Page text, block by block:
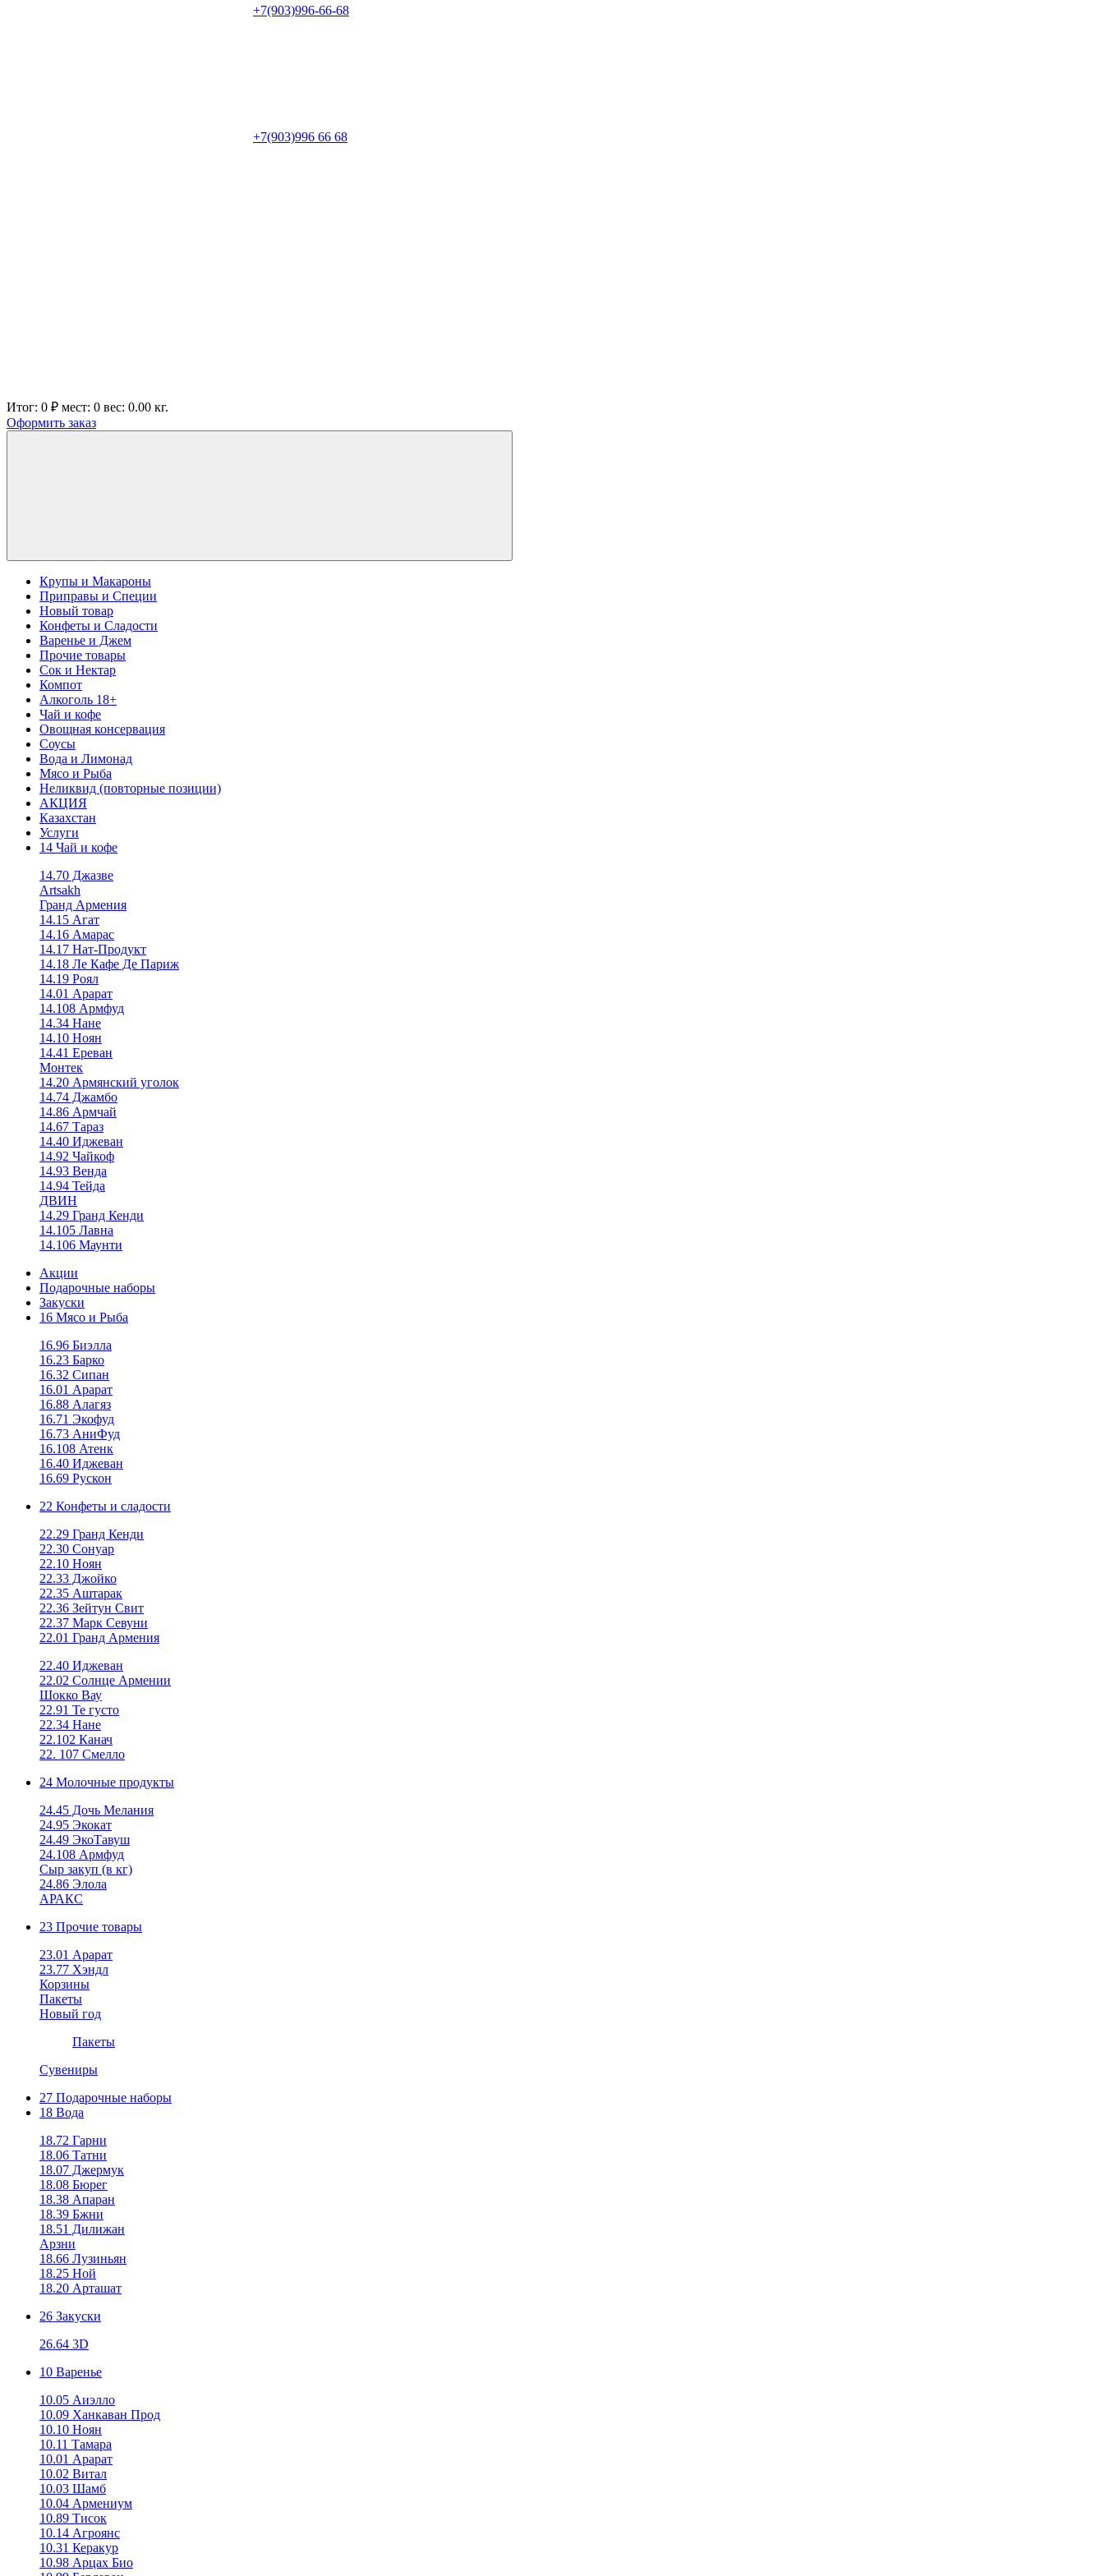
+7(903)996-66-68
+7(903)996 66 68
Итог: 0 ₽ мест: 0 вес: 0.00 кг.
Оформить заказ
Крупы и Макароны
Приправы и Специи
Новый товар
Конфеты и Сладости
Варенье и Джем
Прочие товары
Сок и Нектар
Компот
Алкоголь 18+
Чай и кофе
Овощная консервация
Соусы
Вода и Лимонад
Мясо и Рыба
Неликвид (повторные позиции)
АКЦИЯ
Казахстан
Услуги
14 Чай и кофе
14.70 Джазве
Artsakh
Гранд Армения
14.15 Агат
14.16 Амарас
14.17 Нат-Продукт
14.18 Ле Кафе Де Париж
14.19 Роял
14.01 Арарат
14.108 Армфуд
14.34 Нане
14.10 Ноян
14.41 Ереван
Монтек
14.20 Армянский уголок
14.74 Джамбо
14.86 Армчай
14.67 Тараз
14.40 Иджеван
14.92 Чайкоф
14.93 Венда
14.94 Тейда
ДВИН
14.29 Гранд Кенди
14.105 Лавна
14.106 Маунти
Акции
Подарочные наборы
Закуски
16 Мясо и Рыба
16.96 Биэлла
16.23 Барко
16.32 Сипан
16.01 Арарат
16.88 Алагяз
16.71 Экофуд
16.73 АниФуд
16.108 Атенк
16.40 Иджеван
16.69 Рускон
22 Конфеты и сладости
22.29 Гранд Кенди
22.30 Сонуар
22.10 Ноян
22.33 Джойко
22.35 Аштарак
22.36 Зейтун Свит
22.37 Марк Севуни
22.01 Гранд Армения
22.40 Иджеван
22.02 Солнце Армении
Шокко Вау
22.91 Те густо
22.34 Нане
22.102 Канач
22. 107 Смелло
24 Молочные продукты
24.45 Дочь Мелания
24.95 Экокат
24.49 ЭкоТавуш
24.108 Армфуд
Сыр закуп (в кг)
24.86 Элола
АРАКС
23 Прочие товары
23.01 Арарат
23.77 Хэндл
Корзины
Пакеты
Новый год
Пакеты
Сувениры
27 Подарочные наборы
18 Вода
18.72 Гарни
18.06 Татни
18.07 Джермук
18.08 Бюрег
18.38 Апаран
18.39 Бжни
18.51 Дилижан
Арзни
18.66 Лузиньян
18.25 Ной
18.20 Арташат
26 Закуски
26.64 3D
10 Варенье
10.05 Аиэлло
10.09 Ханкаван Прод
10.10 Ноян
10.11 Тамара
10.01 Арарат
10.02 Витал
10.03 Шамб
10.04 Армениум
10.89 Тисок
10.14 Агроянс
10.31 Керакур
10.98 Арцах Био